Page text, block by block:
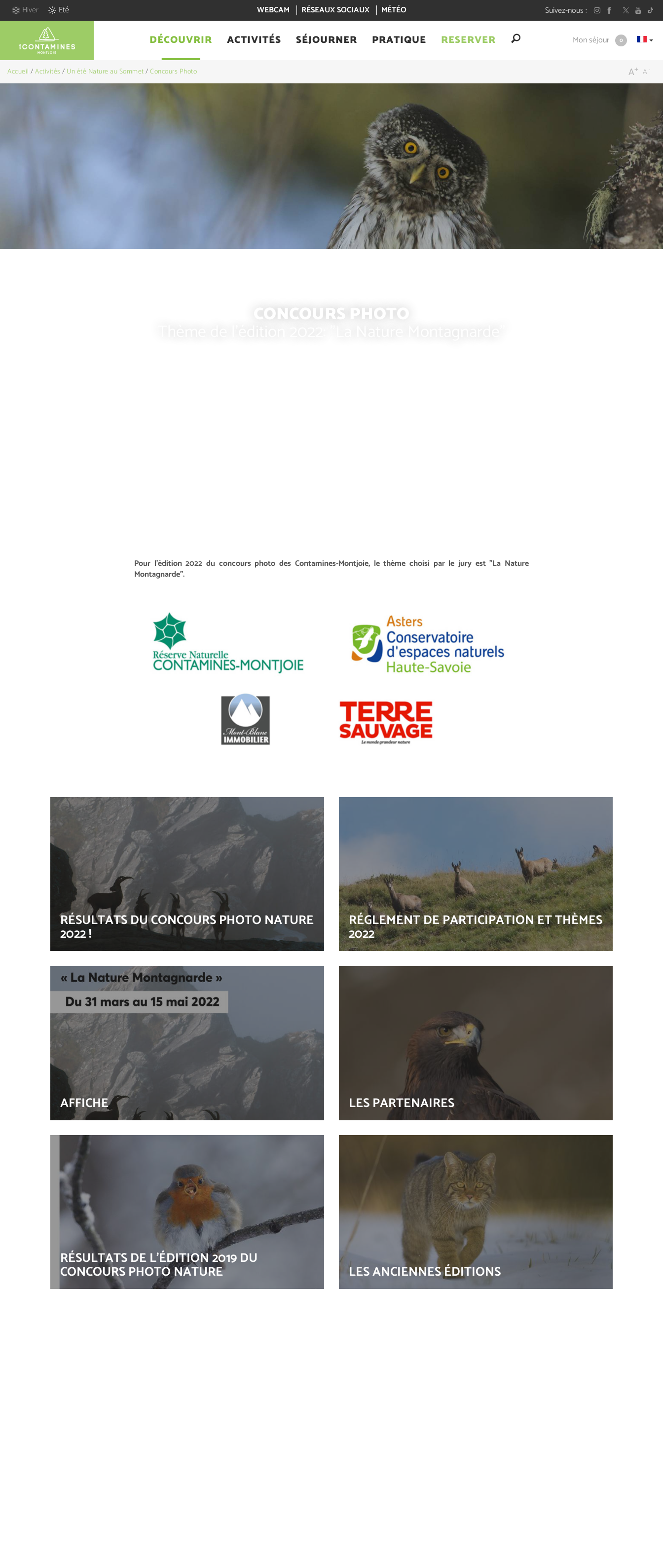
Hiver Eté WEBCAM RÉSEAUX SOCIAUX MÉTÉO Suivez-nous
DÉCOUVRIR ACTIVITÉS SÉJOURNER PRATIQUE RESERVER Mon séjour 0
Accueil /Activités/ Un été Nature au Sommet/Concours Photo -
A
+
A
CONCOURS PHOTO
Pour l'édition 2022 du concours photo des Contamines-Montjoie, le thème choisi par le jury est "La Nature
Montagnarde".
RÉSULTATS DU CONCOURS PHOTO NATURE
2022 !
RÉGLEMENT DE PARTICIPATION ET THÈMES
2022
AFFICHE LES PARTENAIRES
RÉSULTATS DE L'ÉDITION 2019 DU
CONCOURS PHOTO NATURE LES ANCIENNES ÉDITIONS